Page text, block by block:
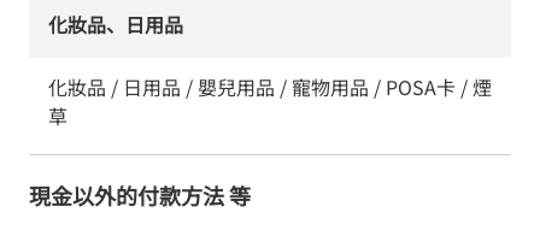
化妝品、日用品
化妝品 / 日用品 / 嬰兒用品 / 寵物用品 / POSA卡 / 煙
草
現金以外的付款方法 等